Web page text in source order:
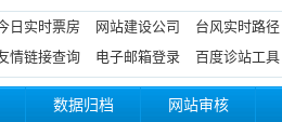
日实时票房 网站建设公司
台风实时路径
情链接查询
电子邮箱登录 百度诊站工具
数据归档 网站审核